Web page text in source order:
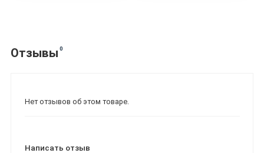
Отзывы 0
Нет отзывов об этом товаре.
Написать отзыв